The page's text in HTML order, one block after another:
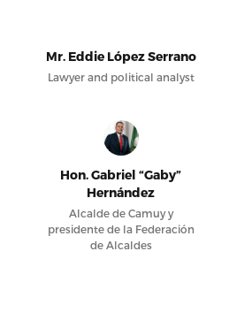
Mr. Eddie López Serrano
Lawyer and political analyst
Hon. Gabriel “Gaby”
Hernández
Alcalde de Camuy y
presidente de la Federación
de Alcaldes